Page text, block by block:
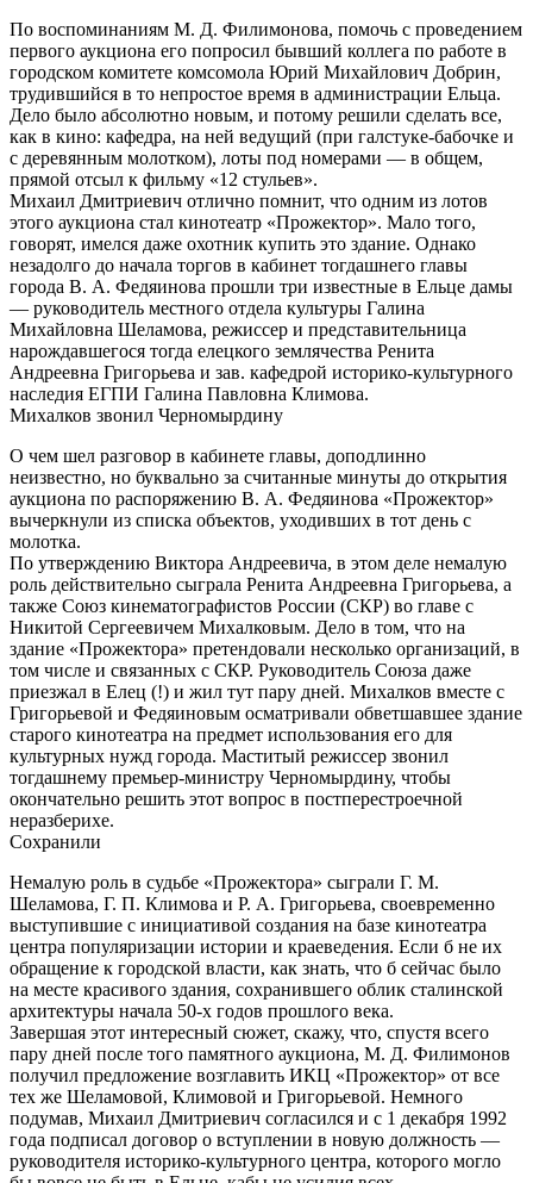
По воспоминаниям М. Д. Филимонова, помочь с проведением
первого аукциона его попросил бывший коллега по работе в
городском комитете комсомола Юрий Михайлович Добрин,
трудившийся в то непростое время в администрации Ельца.
Дело было абсолютно новым, и потому решили сделать все,
как в кино: кафедра, на ней ведущий (при галстуке-бабочке и
с деревянным молотком), лоты под номерами — в общем,
прямой отсыл к фильму «12 стульев».
Михаил Дмитриевич отлично помнит, что одним из лотов
этого аукциона стал кинотеатр «Прожектор». Мало того,
говорят, имелся даже охотник купить это здание. Однако
незадолго до начала торгов в кабинет тогдашнего главы
города В. А. Федяинова прошли три известные в Ельце дамы
— руководитель местного отдела культуры Галина
Михайловна Шеламова, режиссер и представительница
нарождавшегося тогда елецкого землячества Ренита
Андреевна Григорьева и зав. кафед­рой историко-культурного
наследия ЕГПИ Галина Павловна Климова.
Михалков звонил Черномырдину
О чем шел разговор в кабинете главы, доподлинно
неизвестно, но буквально за считанные минуты до открытия
аукциона по распоряжению В. А. Федяинова «Прожектор»
вычерк­нули из списка объектов, уходивших в тот день с
молотка.
По утверждению Виктора Андреевича, в этом деле немалую
роль действительно сыграла Ренита Анд­реевна Григорьева, а
также Союз кинематографистов России (СКР) во главе с
Никитой Сергеевичем Михалковым. Дело в том, что на
здание «Прожектора» претендовали несколько организаций, в
том числе и связанных с СКР. Руководитель Союза даже
приезжал в Елец (!) и жил тут пару дней. Михалков вместе с
Григорьевой и Федяиновым осматривали обветшавшее здание
старого кинотеатра на предмет использования его для
культурных нужд города. Маститый режиссер звонил
тогдашнему премьер-министру Черномырдину, чтобы
окончательно решить этот вопрос в постперестроечной
неразберихе.
Сохранили
Немалую роль в судьбе «Прожектора» сыграли Г. М.
Шеламова, Г. П. Климова и Р. А. Григорьева, своевременно
выступившие с инициативой создания на базе кинотеатра
центра популяризации истории и краеведения. Если б не их
обращение к городской власти, как знать, что б сейчас было
на месте красивого здания, сохранившего облик сталинской
архитектуры начала 50-х годов прошлого века.
Завершая этот интересный сюжет, скажу, что, спустя всего
пару дней после того памятного аукциона, М. Д. Филимонов
получил предложение возглавить ИКЦ «Прожектор» от все
тех же Шеламовой, Климовой и Григорьевой. Немного
подумав, Михаил Дмитриевич согласился и с 1 декабря 1992
года подписал договор о вступлении в новую должность —
руководителя историко-культурного центра, которого могло